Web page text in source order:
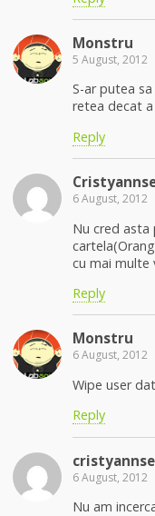
Monstru
5 August, 2012
S-ar putea
retea decat
Reply
6 August, 2012
Nu cred asta
cu mai multe
Reply
Monstru
6 August, 2012
Wipe user
Reply
6 August, 2012
Nu am